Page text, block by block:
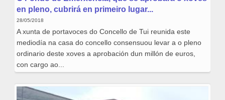
en pleno, cubrirá en primeiro lugar...
28/05/2018
A xunta de portavoces do Concello de Tui reunida este
mediodía na casa do concello consensuou levar a o pleno
ordinario deste xoves a aprobación dun millón de euros,
con cargo ao...